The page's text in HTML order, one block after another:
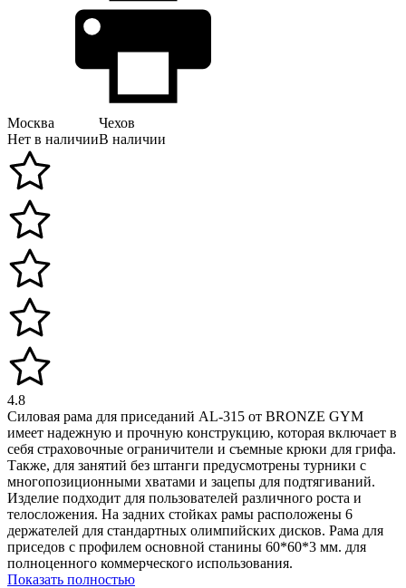
Москва
Нет в наличии
Чехов
В наличии
4.8
Силовая рама для приседаний AL-315 от BRONZE GYM
имеет надежную и прочную конструкцию, которая включает в
себя страховочные ограничители и съемные крюки для грифа.
Также, для занятий без штанги предусмотрены турники с
многопозиционными хватами и зацепы для подтягиваний.
Изделие подходит для пользователей различного роста и
телосложения. На задних стойках рамы расположены 6
держателей для стандартных олимпийских дисков. Рама для
приседов с профилем основной станины 60*60*3 мм. для
полноценного коммерческого использования.
Показать полностью